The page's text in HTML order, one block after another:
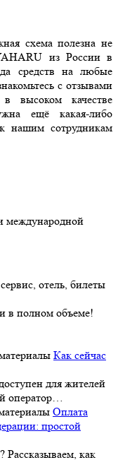
схема полезна не
из России в
средств на любые
с отзывами
высоком качестве
ещё какая-либо
нашим сотрудникам
международной
отель, билеты
в полном объеме!
Как сейчас
для жителей
оператор…
Оплата
простой
Рассказываем, как